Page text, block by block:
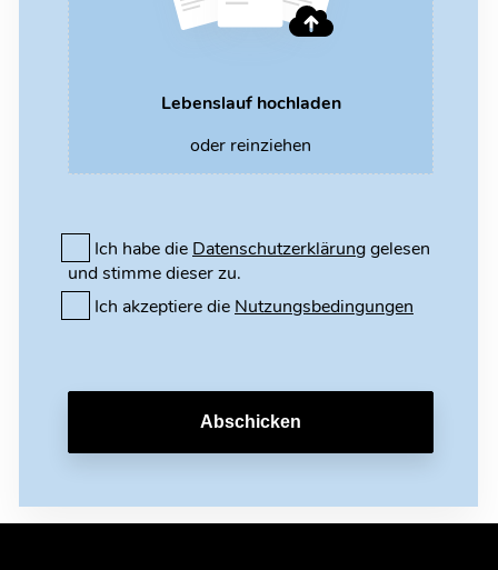
Lebenslauf hochladen
oder reinziehen
Ich habe die Datenschutzerklärunggelesen
und stimme dieser zu.
Ich akzeptiere die Nutzungsbedingungen
Abschicken